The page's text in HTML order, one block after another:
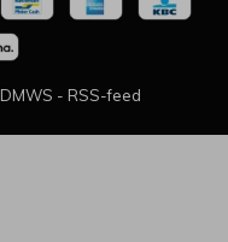
DMWS - RSS-feed